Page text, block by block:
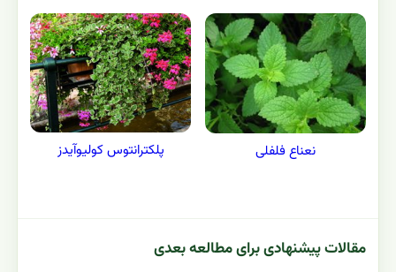
نعناع فلفلی پلکترانتوس کولیوآیدز
مقالات پیشنهادی برای مطالعه بعدی